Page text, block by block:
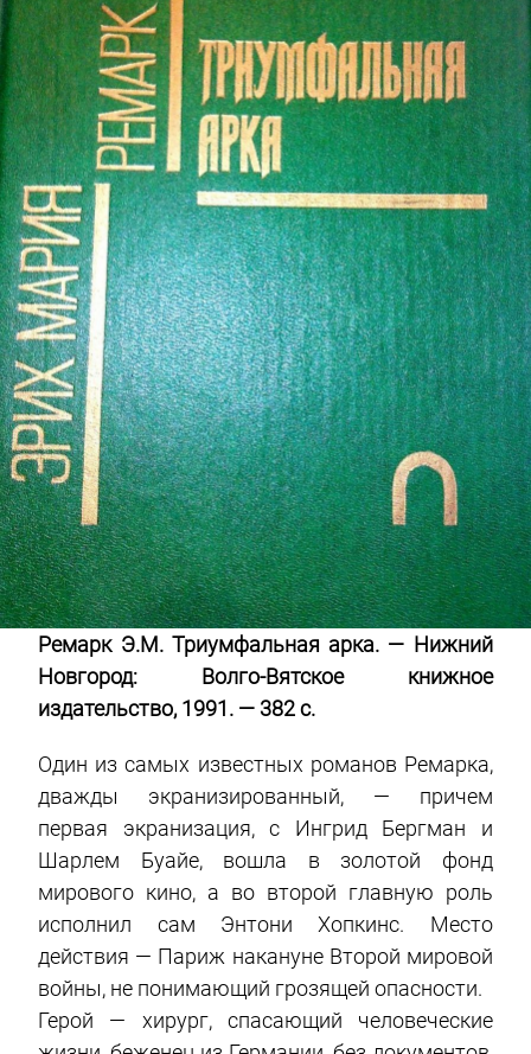
Ремарк Э.М. Триумфальная арка. — Нижний
Новгород: Волго-Вятское книжное
издательство, 1991. — 382 с.
Один из самых известных романов Ремарка,
дважды экранизированный, — причем
первая экранизация, с Ингрид Бергман и
Шарлем Буайе, вошла в золотой фонд
мирового кино, а во второй главную роль
исполнил сам Энтони Хопкинс. Место
действия — Париж накануне Второй мировой
войны, не понимающий грозящей опасности.
Герой — хирург, спасающий человеческие